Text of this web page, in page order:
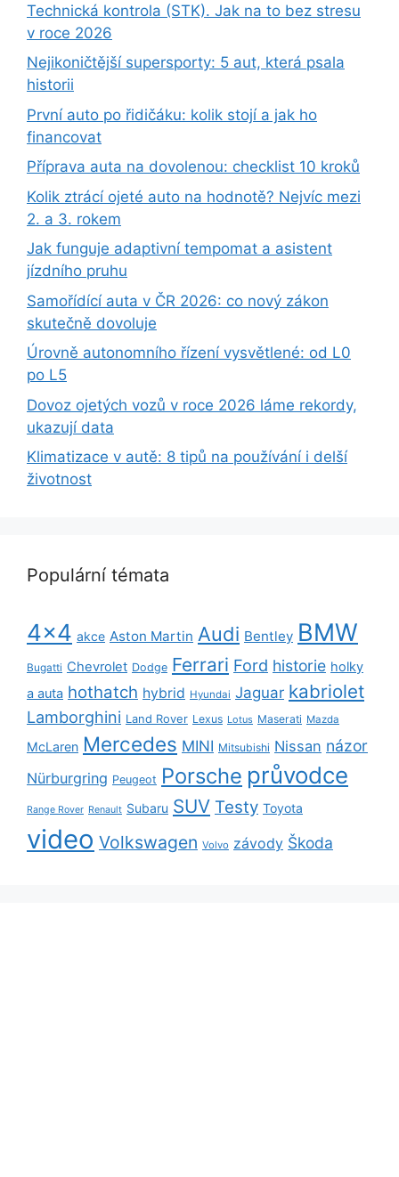
Technická kontrola (STK). Jak na to bez stresu
v roce 2026
Nejikoničtější supersporty: 5 aut, která psala
historii
První auto po řidičáku: kolik stojí a jak ho
financovat
Příprava auta na dovolenou: checklist 10 kroků
Kolik ztrácí ojeté auto na hodnotě? Nejvíc mezi
2. a 3. rokem
Jak funguje adaptivní tempomat a asistent
jízdního pruhu
Samořídící auta v ČR 2026: co nový zákon
skutečně dovoluje
Úrovně autonomního řízení vysvětlené: od L0
po L5
Dovoz ojetých vozů v roce 2026 láme rekordy,
ukazují data
Klimatizace v autě: 8 tipů na používání i delší
životnost
Populární témata
4x4 akce Aston Martin Audi Bentley BMW
Bugatti Chevrolet Dodge Ferrari Ford historie holky
a auta hothatch hybrid Hyundai Jaguar kabriolet
Lamborghini Land Rover Lexus Lotus Maserati Mazda
McLaren Mercedes MINI Mitsubishi Nissan názor
Nürburgring Peugeot Porsche průvodce
Range Rover Renault Subaru SUV Testy Toyota
video Volkswagen Volvo závody Škoda